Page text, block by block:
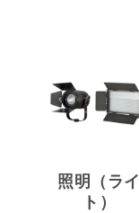
照明（ライ
ト）